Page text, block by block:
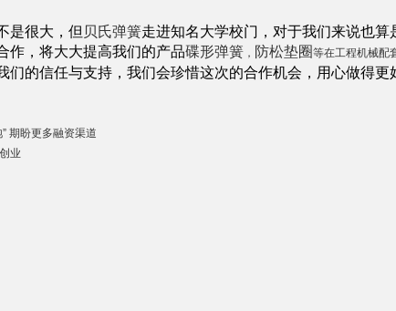
是很大，但 贝氏弹簧走进知名大学校门，对于我们来说也算
作， 将大大提高我们的产品碟形弹簧 ， 防松垫圈等在工程机械配
们的信任与支持， 我们会珍惜这次的合作机会，用心做得
期盼更多融资渠道
业